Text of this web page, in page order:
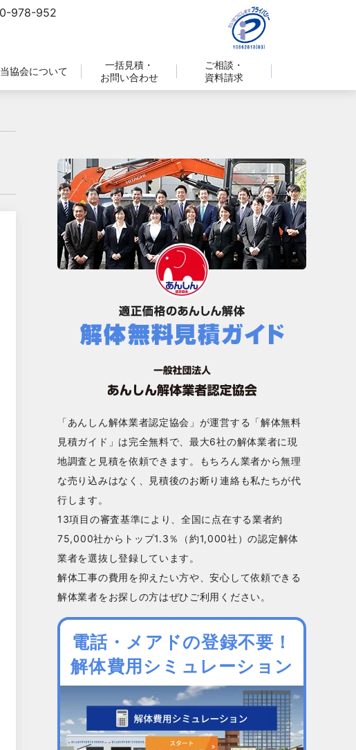
当協会について
一括見積・
お問い合わせ
ご相談・
資料請求
「あんしん解体業者認定協会」が運営する「解体無料
見積ガイド」は完全無料で、最大6社の解体業者に現
地調査と見積を依頼できます。もちろん業者から無理
な売り込みはなく、見積後のお断り連絡も私たちが代
行します。
13項目の審査基準により、全国に点在する業者約
75,000社からトップ1.3％（約1,000社）の認定解体
業者を選抜し登録しています。
解体工事の費用を抑えたい方や、安心して依頼できる
解体業者をお探しの方はぜひご利用ください。
電話・メアドの登録不要！
解体費用シミュレーション